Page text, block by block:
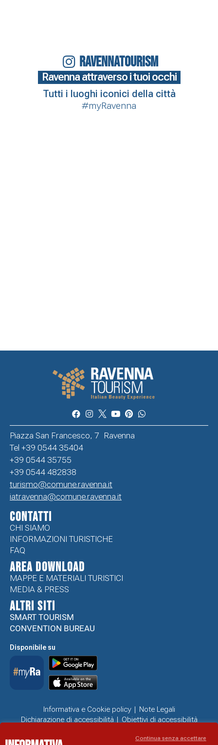
RAVENNATOURISM
Ravenna attraverso i tuoi occhi
Tutti i luoghi iconici della città
#myRavenna
Piazza San Francesco, 7 Ravenna
Tel +39 0544 35404
+39 0544 35755
+39 0544 482838
turismo@comune.ravenna.it
iatravenna@comune.ravenna.it
CONTATTI
CHI SIAMO
INFORMAZIONI TURISTICHE
FAQ
Area Download
MAPPE E MATERIALI TURISTICI
MEDIA & PRESS
ALTRI SITI
SMART TOURISM
CONVENTION BUREAU
Disponibile su
Informativa e Cookie policy
Note Legali
Dichiarazione di accessibilità
Obiettivi di accessibilità
Continua senza accettare